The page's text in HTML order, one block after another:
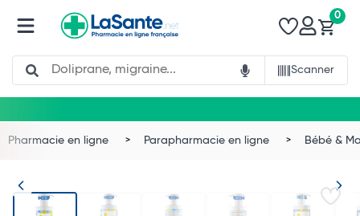
Search
Scanner
0
Pharmacie en ligne Parapharmacie en ligne Bébé &